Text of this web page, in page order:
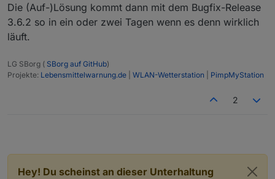
Die (Auf-)Lösung kommt dann mit dem Bugfix-Release
3.6.2 so in ein oder zwei Tagen wenn es denn wirklich
läuft.
LG SBorg ( SBorg auf GitHub)
Projekte: Lebensmittelwarnung.de WLAN-Wetterstation PimpMyStation
2
Hey! Du scheinst an dieser Unterhaltung